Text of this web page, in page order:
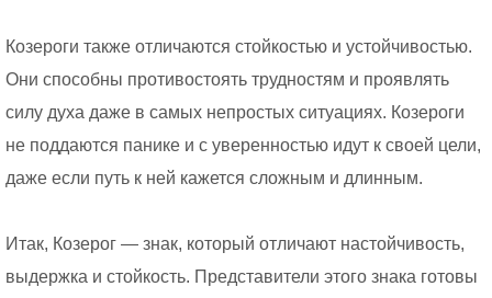
Козероги также отличаются стойкостью и устойчивостью.
Они способны противостоять трудностям и проявлять
силу духа даже в самых непростых ситуациях. Козероги
не поддаются панике и с уверенностью идут к своей цели,
даже если путь к ней кажется сложным и длинным.
Итак, Козерог — знак, который отличают настойчивость,
выдержка и стойкость. Представители этого знака готовы